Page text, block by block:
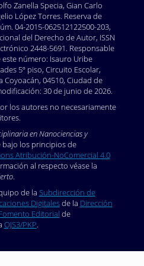
in the field of nano-
C., Müller, L., Haase, A.,
Carbohydrate
modulates
Journal of
014-0059-z<(a>
014-0059-z
forward responsibly:
9: 165-182.
006-9151-0DOI:
006-9151-0
Bactericidal effect of
Zanella Specia, Gian Carlo
López Torres. Reserva de
04-2015-062512122500-203,
del Derecho de Autor, ISSN
2448-5691. Responsable
número: Isauro Uribe
5º piso, Circuito Escolar,
04510, Ciudad de
30 de junio de 2026.
los autores no necesariamente
en Nanociencias y
bajo los principios de
Atribución-NoComercial 4.0
al respecto véase la
.
de la Subdirección de
Digitalesde la Dirección
Editorial de
OJS3/PKP.